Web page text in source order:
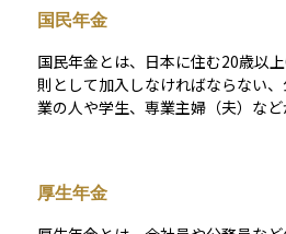
市区町村から発行されます。記載内
険者番号、被保険者区分などが含
る場合があります。万が一資格を
の返還や罰則が発生する可能性が
時には返却や切り替えの手続きを行
国民年金
国民年金とは、日本に住む20歳以
則として加入しなければならない
業の人や学生、専業主婦（夫）な
うことで、将来必要となる生活の土
本の年金制度の基本となる重要な
厚生年金